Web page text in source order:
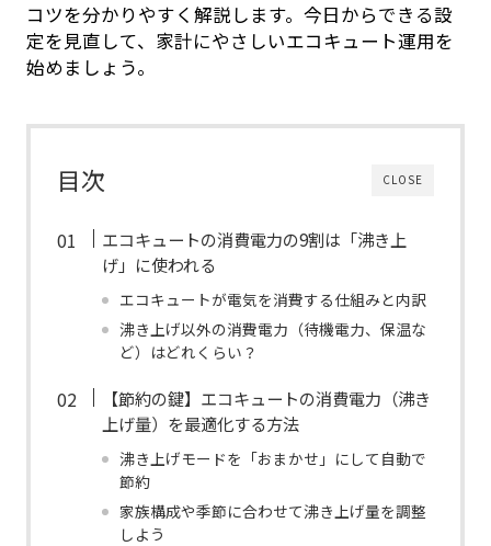
コツを分かりやすく解説します。今日からできる設
定を見直して、家計にやさしいエコキュート運用を
始めましょう。
CLOSE
目次
エコキュートの消費電力の9割は「沸き上
げ」に使われる
エコキュートが電気を消費する仕組みと内訳
沸き上げ以外の消費電力（待機電力、保温な
ど）はどれくらい？
【節約の鍵】エコキュートの消費電力（沸き
上げ量）を最適化する方法
沸き上げモードを「おまかせ」にして自動で
節約
家族構成や季節に合わせて沸き上げ量を調整
しよう